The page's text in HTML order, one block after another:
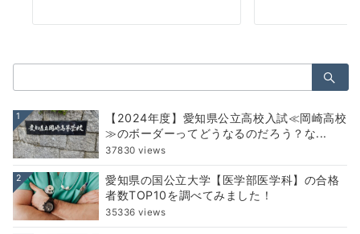
索：
1
【2024年度】愛知県公立高校入試≪岡崎高校
≫のボーダーってどうなるのだろう？な...
37830 views
2
愛知県の国公立大学【医学部医学科】の合格
者数TOP10を調べてみました！
35336 views